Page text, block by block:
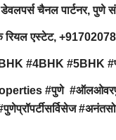
चैनल पार्टनर, पुणे
रियल एस्टेट,
#4BHK #5BHK #फ्लैट
#पुणे #ऑलओवरपुणे